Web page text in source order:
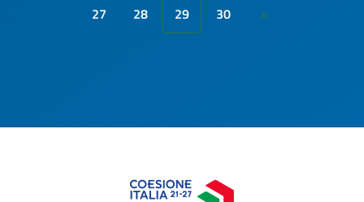
27
28 29 30 »